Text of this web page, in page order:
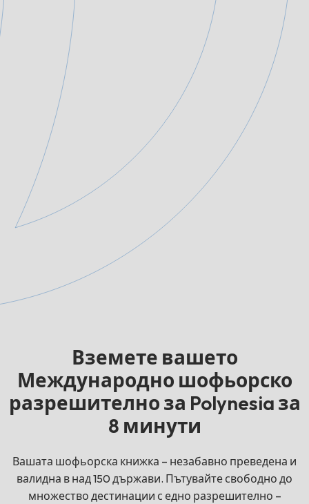
Вземете вашето
Международно шофьорско
разрешително за Polynesia за
8 минути
Вашата шофьорска книжка – незабавно преведена и
валидна в над 150 държави. Пътувайте свободно до
множество дестинации с едно разрешително –